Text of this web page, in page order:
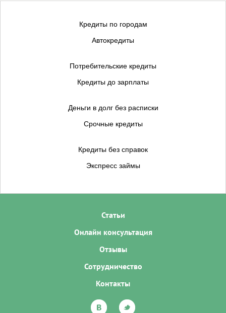
Кредиты по городам
Автокредиты
Потребительские кредиты
Кредиты до зарплаты
Деньги в долг без расписки
Срочные кредиты
Кредиты без справок
Экспресс займы
Статьи
Онлайн консультация
Отзывы
Сотрудничество
Контакты